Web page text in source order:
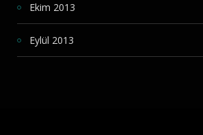
Ekim 2013
Eylül 2013